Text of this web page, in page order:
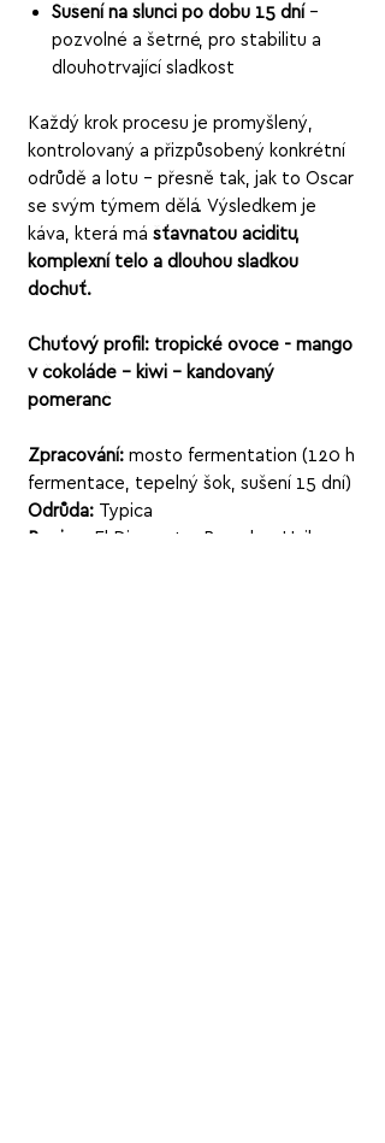
Sušení na slunci po dobu 15 dní–
pozvolné a šetrné, pro stabilitu a
dlouhotrvající sladkost
Každý krok procesu je promyšlený,
kontrolovaný a přizpůsobený konkrétní
odrůdě a lotu – přesně tak, jak to Oscar
se svým týmem dělá. Výsledkem je
káva, která má šťavnatou aciditu,
komplexní tělo a dlouhou sladkou
dochuť.
Chuťový profil: tropické ovoce - mango
v čokoládě – kiwi – kandovaný
pomeranč
Zpracování: mosto fermentation (120 h
fermentace, tepelný šok, sušení 15 dní)
Odrůda: Typica
Region:
El Diamante, Bruselas, Huila,